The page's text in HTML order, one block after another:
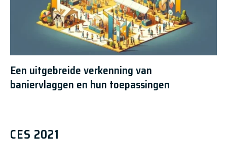
Een uitgebreide verkenning van
baniervlaggen en hun toepassingen
CES 2021